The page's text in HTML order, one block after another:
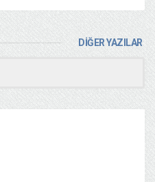
DİĞER YAZILAR